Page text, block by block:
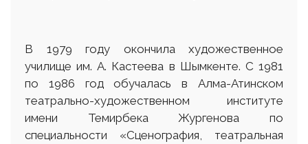
В 1979 году окончила художественное
училище им. А. Кастеева в Шымкенте. С 1981
по 1986 год обучалась в Алма-Атинском
театрально-художественном институте
имени Темирбека Жургенова по
специальности «Сценография, театральная